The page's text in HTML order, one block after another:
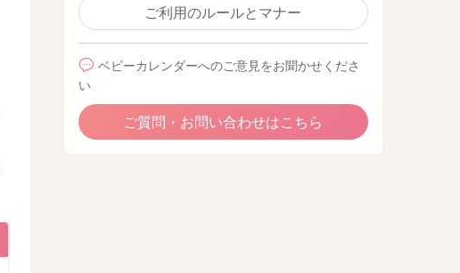
ご利用のルールとマナー
ベビーカレンダーへのご意見をお聞かせくださ
い
ご質問・お問い合わせはこちら